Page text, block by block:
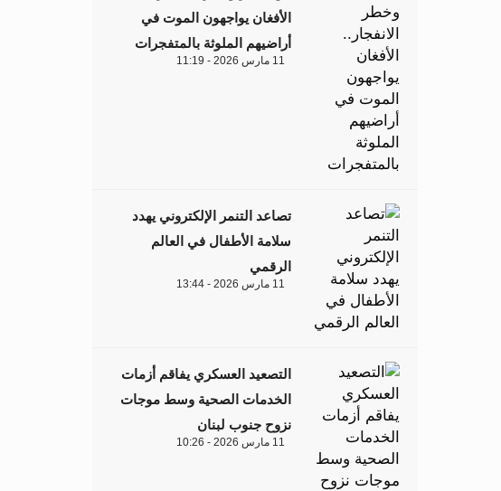
الأفغان يواجهون الموت في
أراضيهم الملوثة بالمتفجرات
11 مارس 2026 - 11:19
تصاعد التنمر الإلكتروني يهدد
سلامة الأطفال في العالم
الرقمي
11 مارس 2026 - 13:44
التصعيد العسكري يفاقم أزمات
الخدمات الصحية وسط موجات
نزوح جنوب لبنان
11 مارس 2026 - 10:26